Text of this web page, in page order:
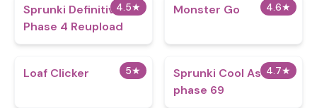
4.5★
Sprunki Definitive
Phase 4 Reupload
4.6★
Monster Go
5★
Loaf Clicker 4.7★
Sprunki Cool As Ice
phase 69